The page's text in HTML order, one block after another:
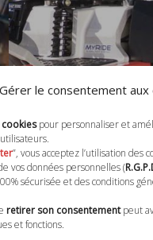
Gérer le consentement aux
cookiespour personnaliser et
”, vous acceptez l’utilisation des
vos données personnelles (
sécurisée et des conditions
retirer son consentement peut
et fonctions.